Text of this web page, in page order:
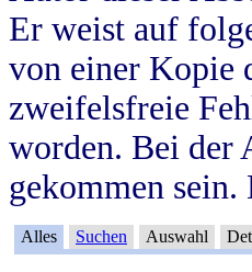
Er weist auf
von einer Kopie
zweifelsfreie
worden. Bei der
gekommen
Alles Suchen Auswahl